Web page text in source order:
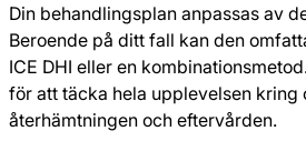
Din behandlingsplan anpassas av
Beroende på ditt fall kan den
ICE DHI eller en
för att täcka hela upplevelsen kring
återhämtningen och eftervården.